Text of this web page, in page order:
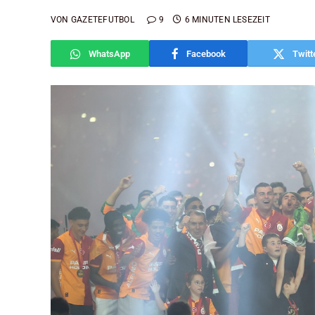
VON GAZETEFUTBOL 9 6 MINUTEN LESEZEIT
WhatsApp Facebook